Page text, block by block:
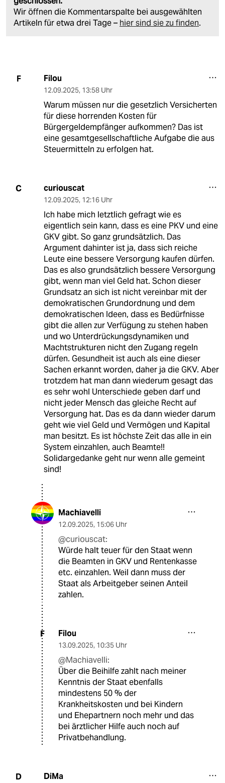
Wir öffnen die Kommentarspalte bei ausgewählten
Artikeln für etwa drei Tage – hier sind sie zu finden.
F Filou
12.09.2025, 13:58 Uhr
Warum müssen nur die gesetzlich Versicherten
für diese horrenden Kosten für
Bürgergeldempfänger aufkommen? Das ist
eine gesamtgesellschaftliche Aufgabe die aus
Steuermitteln zu erfolgen hat.
C curiouscat
12.09.2025, 12:16 Uhr
Ich habe mich letztlich gefragt wie es
eigentlich sein kann, dass es eine PKV und eine
GKV gibt. So ganz grundsätzlich. Das
Argument dahinter ist ja, dass sich reiche
Leute eine bessere Versorgung kaufen dürfen.
Das es also grundsätzlich bessere Versorgung
gibt, wenn man viel Geld hat. Schon dieser
Grundsatz an sich ist nicht vereinbar mit der
demokratischen Grundordnung und dem
demokratischen Ideen, dass es Bedürfnisse
gibt die allen zur Verfügung zu stehen haben
und wo Unterdrückungsdynamiken und
Machtstrukturen nicht den Zugang regeln
dürfen. Gesundheit ist auch als eine dieser
Sachen erkannt worden, daher ja die GKV. Aber
trotzdem hat man dann wiederum gesagt das
es sehr wohl Unterschiede geben darf und
nicht jeder Mensch das gleiche Recht auf
Versorgung hat. Das es da dann wieder darum
geht wie viel Geld und Vermögen und Kapital
man besitzt. Es ist höchste Zeit das alle in ein
System einzahlen, auch Beamte!!
Solidargedanke geht nur wenn alle gemeint
sind!
Machiavelli
12.09.2025, 15:06 Uhr
@curiouscat:
Würde halt teuer für den Staat wenn
die Beamten in GKV und Rentenkasse
etc. einzahlen. Weil dann muss der
Staat als Arbeitgeber seinen Anteil
zahlen.
F Filou
13.09.2025, 10:35 Uhr
@Machiavelli:
Über die Beihilfe zahlt nach meiner
Kenntnis der Staat ebenfalls
mindestens 50 % der
Krankheitskosten und bei Kindern
und Ehepartnern noch mehr und das
bei ärztlicher Hilfe auch noch auf
Privatbehandlung.
D DiMa